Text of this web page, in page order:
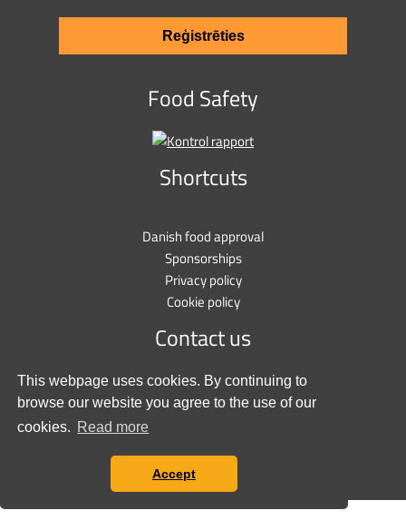
This webpage uses cookies. By continuing to
browse our website you agree to the use of our
cookies. Read more
Accept
Reģistrēties
Food Safety
Shortcuts
Danish food approval
Sponsorships
Privacy policy
Cookie policy
Contact us
Stationsvej 9
salg@tunetanken.dk